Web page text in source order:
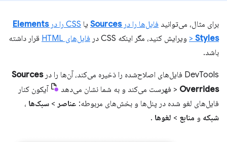
برای مثال، می‌توانید فایل‌ها را درSources یا CSS را در
Elements
> Styles ویرایش کنید، مگر اینکه CSS در فایل‌های HTML
قرار داشته
باشد.
DevTools فایل‌های اصلاح‌شده را ذخیره می‌کند، آن‌ها را در
Sources
> Overrides فهرست می‌کند و به شما نشان می‌دهد
آیکون کنار
فایل‌های لغو شده در پنل‌ها و بخش‌های مربوطه: عناصر > سبک‌ها ،
شبکه و منابع > لغوها .